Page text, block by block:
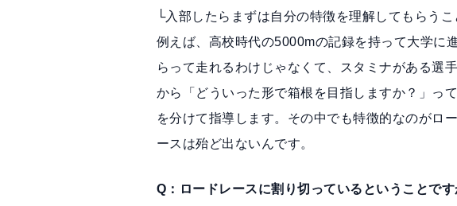
└入部したらまずは自分の特徴を理解してもらうこ
例えば、高校時代の5000mの記録を持って大学に
らって走れるわけじゃなくて、スタミナがある選
から「どういった形で箱根を目指しますか？」っ
を分けて指導します。その中でも特徴的なのがロ
ースは殆ど出ないんです。
Q：ロードレースに割り切っているということです